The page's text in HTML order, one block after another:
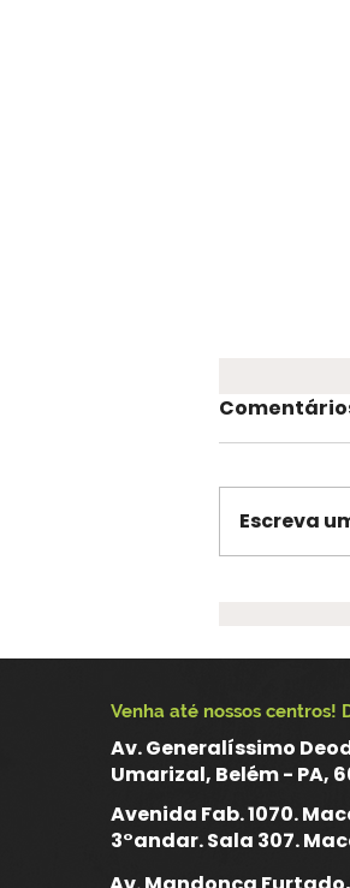
Amapá
Escreva
Venha até nossos centros!
Av. Generalíssimo
Umarizal, Belém - PA,
Avenida Fab. 1070.
3°andar. Sala 307.